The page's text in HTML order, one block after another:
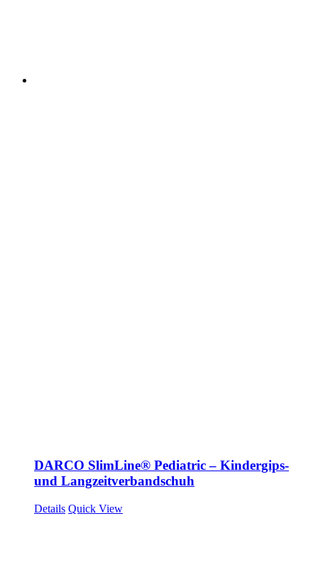
DARCO SlimLine® Pediatric – Kindergips-
und Langzeitverbandschuh
Details Quick View